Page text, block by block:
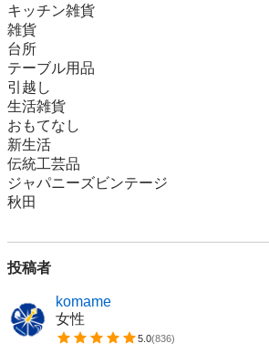
キッチン雑貨
雑貨
台所
テーブル用品
引越し
生活雑貨
おもてなし
新生活
伝統工芸品
ジャパニーズビンテージ
投稿者
komame
女性
5.0(836)